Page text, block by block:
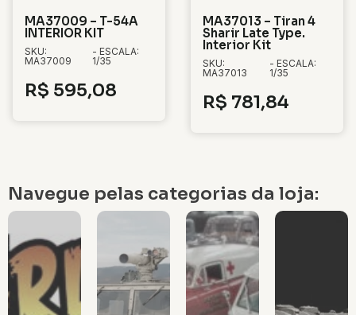
MA37009 – T-54A
INTERIOR KIT
SKU:
MA37009
- ESCALA:
1/35
R$ 595,08
MA37013 – Tiran 4
Sharir Late Type.
Interior Kit
SKU:
MA37013
- ESCALA:
1/35
R$ 781,84
Navegue pelas categorias da loja: